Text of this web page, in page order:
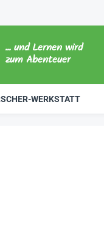
... und Lernen wird
zum Abenteuer
WERKSTATT